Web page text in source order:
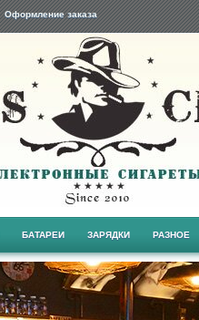
Оформление заказа
БАТАРЕИ ЗАРЯДКИ РАЗНОЕ